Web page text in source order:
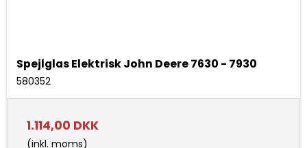
Spejlglas Elektrisk John Deere 7630 - 7930
580352
1.114,00 DKK
(inkl. moms)